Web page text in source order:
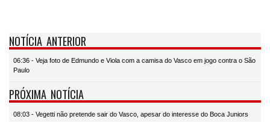
NOTÍCIA ANTERIOR
06:36 - Veja foto de Edmundo e Viola com a camisa do Vasco em jogo contra o São
Paulo
PRÓXIMA NOTÍCIA
08:03 - Vegetti não pretende sair do Vasco, apesar do interesse do Boca Juniors